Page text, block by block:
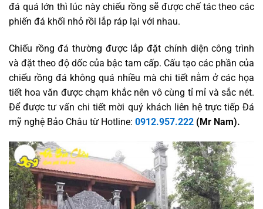
đá quá lớn thì lúc này chiếu rồng sẽ được chế tác theo các
phiến đá khối nhỏ rồi lắp ráp lại với nhau.
Chiếu rồng đá thường được lắp đặt chính diện công trình
và đặt theo độ dốc của bậc tam cấp. Cấu tạo các phần của
chiếu rồng đá không quá nhiều mà chi tiết nằm ở các họa
tiết hoa văn được chạm khắc nên vô cùng tỉ mỉ và sắc nét.
Để được tư vấn chi tiết mời quý khách liên hệ trực tiếp Đá
mỹ nghệ Bảo Châu từ Hotline: 0912.957.222 (Mr Nam).